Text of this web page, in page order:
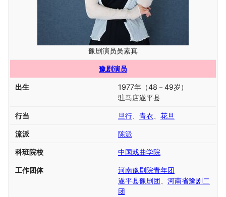
豫剧演员吴素真
豫剧演员
出生
1977年（48－49岁）
驻马店遂平县
行当 旦行 青衣 花旦
流派 陈派
科班院校 中国戏曲学院
工作团体
河南豫剧院青年团
遂平县豫剧团
河南省豫剧二
团